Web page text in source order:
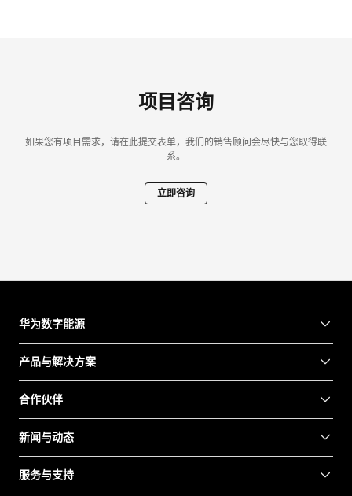
项目咨询
如果您有项目需求，请在此提交表单，我们的销售顾问会尽快与您取得联
系。
立即咨询
华为数字能源
产品与解决方案
合作伙伴
新闻与动态
服务与支持